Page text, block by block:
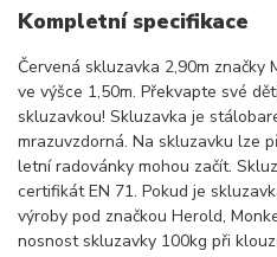
Kompletní specifikace
Červená skluzavka 2,90m značky
ve výšce 1,50m. Překvapte své
skluzavkou! Skluzavka je
mrazuvzdorná. Na skluzavku lze
letní radovánky mohou začít.
certifikát EN 71. Pokud je
výroby pod značkou Herold,
nosnost skluzavky 100kg při